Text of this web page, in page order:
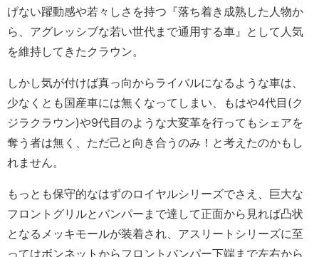
げない躍動感や若々しさを持つ『落ち着き成熟した人物か
ら、アグレッシブな若い世代まで通用する車』として人気
を維持してきたクラウン。
しかし気が付けば真っ向からライバルになるような車は、
少なくとも国産車には無くなってしまい、もはや4代目(ク
ジラクラウン)や9代目のような大変革を行ってもシェアを
奪う者は無く、ただ己と向き合うのみ！と考えたのかもし
れません。
もっとも保守的なはずのロイヤルシリーズでさえ、巨大な
フロントグリルとバンパーまで達して正面から見れば凸状
となるメッキモールが装着され、 アスリートシリーズに至
ってはボンネットからフロントバンパー下端まで左右から